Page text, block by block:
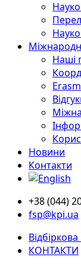
Наші
Новини
Контакти
+38 (044)
fsp@kpi.ua
КОНТАКТИ